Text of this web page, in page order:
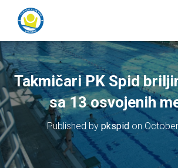
Takmičari PK Spid
sa 13 osvojenih
Published by pkspidon